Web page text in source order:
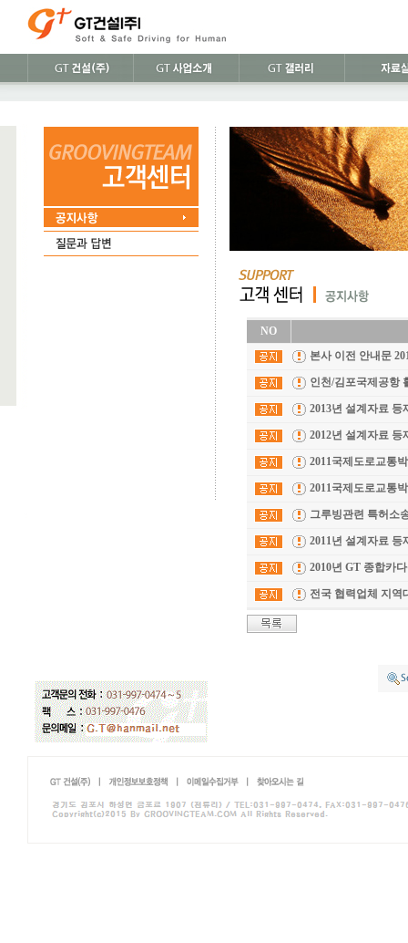
NO
본사 이전 안내문
인천/김포국제공항
2013년 설계자료 등
2012년 설계자료 등
2011국제도로교통
2011국제도로교통
그루빙관련 특허소
2011년 설계자료 등
2010년 GT 종합카
전국 협력업체 지역